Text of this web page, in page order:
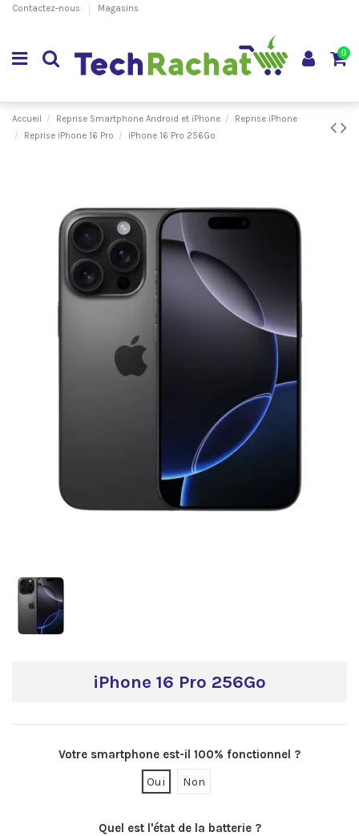
Contactez-nous Magasins
0
Accueil Reprise Smartphone Android et iPhone
Reprise iPhone
Reprise iPhone 16 Pro
iPhone 16 Pro 256Go
iPhone 16 Pro 256Go
Votre smartphone est-il 100% fonctionnel ?
Oui
Non
Quel est l'état de la batterie ?